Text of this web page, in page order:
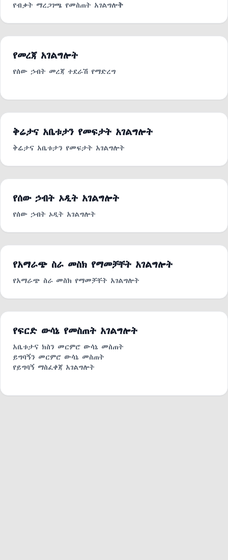
የብቃት ማረጋገጫ የመስጠት አገልግሎት
የመረጃ አገልግሎት
የሰው ኃብት መረጃ ተደራሽ የማድረግ
ቅሬታና አቤቱታን የመፍታት አገልግሎት
ቅሬታና አቤቱታን የመፍታት አገልግሎት
የሰው ኃብት ኦዲት አገልግሎት
የሰው ኃብት ኦዲት አገልግሎት
የአማራጭ ስራ መስክ የማመቻቸት አገልግሎት
የአማራጭ ስራ መስክ የማመቻቸት አገልግሎት
የፍርድ ውሳኔ የመስጠት አገልግሎት
አቤቱታና ክስን መርምሮ ውሳኔ መስጠት
ይግባኝን መርምሮ ውሳኔ መስጠት
የይግባኝ ማስፈቀጃ አገልግሎት